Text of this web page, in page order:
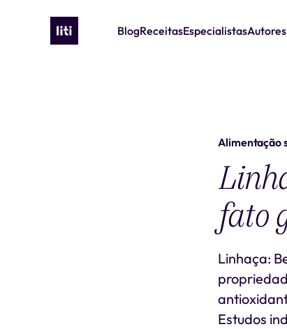
BlogReceitasEspecialistasAutores
Alimentação
fato
Linhaça:
Estudos